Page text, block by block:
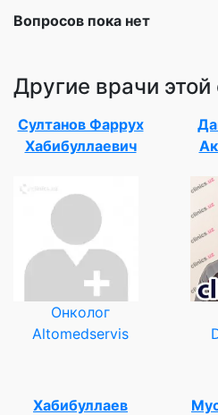
Вопросов пока нет
Другие врачи
Султанов Фаррух
Хабибуллаевич
Онколог
Altomedservis
Хабибуллаев